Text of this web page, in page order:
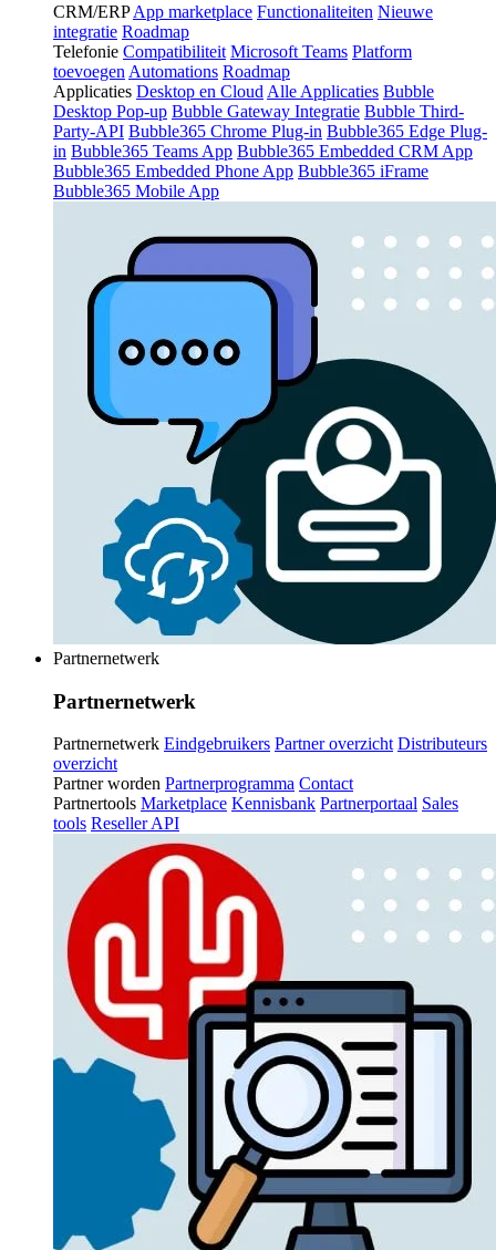
CRM/ERP App marketplace Functionaliteiten Nieuwe
integratie Roadmap
Telefonie Compatibiliteit Microsoft Teams Platform
toevoegen Automations Roadmap
Applicaties Desktop en Cloud Alle Applicaties Bubble
Desktop Pop-up Bubble Gateway Integratie Bubble Third-
Party-API Bubble365 Chrome Plug-in Bubble365 Edge Plug-
in Bubble365 Teams App Bubble365 Embedded CRM App
Bubble365 Embedded Phone App Bubble365 iFrame
Bubble365 Mobile App
Partnernetwerk
Partnernetwerk
Partnernetwerk Eindgebruikers Partner overzicht Distributeurs
overzicht
Partner worden Partnerprogramma Contact
Partnertools Marketplace Kennisbank Partnerportaal Sales
tools Reseller API